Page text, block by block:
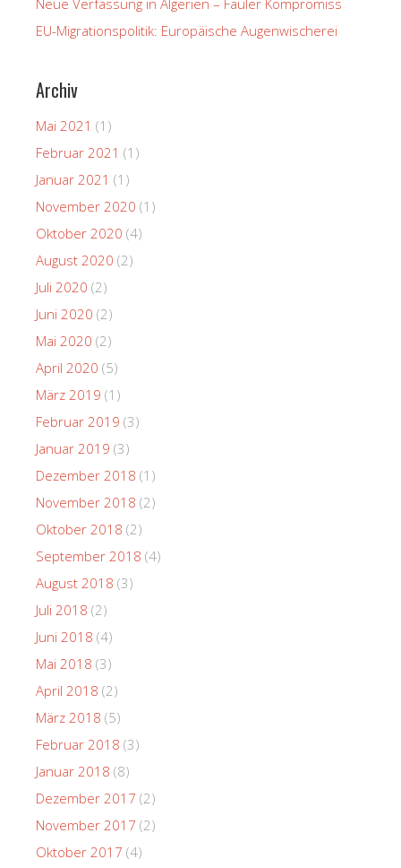
EU-Migrationspolitik: Europäische Augenwischerei
Archiv
Mai 2021 (1)
Februar 2021 (1)
Januar 2021 (1)
November 2020 (1)
Oktober 2020 (4)
August 2020 (2)
Juli 2020 (2)
Juni 2020 (2)
Mai 2020 (2)
April 2020 (5)
März 2019 (1)
Februar 2019 (3)
Januar 2019 (3)
Dezember 2018 (1)
November 2018 (2)
Oktober 2018 (2)
September 2018 (4)
August 2018 (3)
Juli 2018 (2)
Juni 2018 (4)
Mai 2018 (3)
April 2018 (2)
März 2018 (5)
Februar 2018 (3)
Januar 2018 (8)
Dezember 2017 (2)
November 2017 (2)
Oktober 2017 (4)